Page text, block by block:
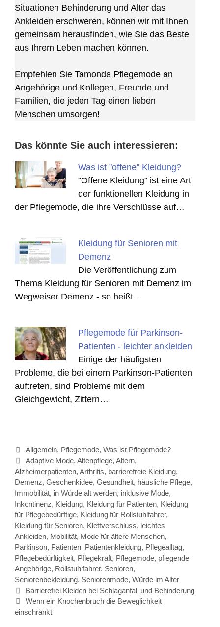
Situationen Behinderung und Alter das
Ankleiden erschweren, können wir mit Ihnen
gemeinsam herausfinden, wie Sie das Beste
aus Ihrem Leben machen können.
Empfehlen Sie Tamonda Pflegemode an
Angehörige und Kollegen, Freunde und
Familien, die jeden Tag einen lieben
Menschen umsorgen!
Das könnte Sie auch interessieren:
Was ist "offene" Kleidung?
"Offene Kleidung" ist eine Art
der funktionellen Kleidung in
der Pflegemode, die ihre Verschlüsse auf…
Kleidung für Senioren mit
Demenz
Die Veröffentlichung zum
Thema Kleidung für Senioren mit Demenz im
Wegweiser Demenz - so heißt…
Pflegemode für Parkinson-
Patienten - leichter ankleiden
Einige der häufigsten
Probleme, die bei einem Parkinson-Patienten
auftreten, sind Probleme mit dem
Gleichgewicht, Zittern…
Kategorien
Allgemein, Pflegemode,Was ist Pflegemode?
Schlagwörter
Adaptive Mode,Altenpflege,Altern,
Alzheimerpatienten, Arthritis, barrierefreie Kleidung,
Demenz, Geschenkidee, Gesundheit, häusliche Pflege,
Immobilität, in Würde alt werden, inklusive Mode,
Inkontinenz, Kleidung, Kleidung für Patienten, Kleidung
für Pflegebedürftige, Kleidung für Rollstuhlfahrer,
Kleidung für Senioren, Klettverschluss, leichtes
Ankleiden, Mobilität, Mode für ältere Menschen,
Parkinson, Patienten, Patientenkleidung, Pflegealltag,
Pflegebedürftigkeit, Pflegekraft, Pflegemode, pflegende
Angehörige, Rollstuhlfahrer, Senioren,
Seniorenbekleidung, Seniorenmode, Würde im Alter
Beitrags-
Navigation
Barrierefrei Kleiden bei Schlaganfall und Behinderung
Wenn ein Knochenbruch die Beweglichkeit
einschränkt